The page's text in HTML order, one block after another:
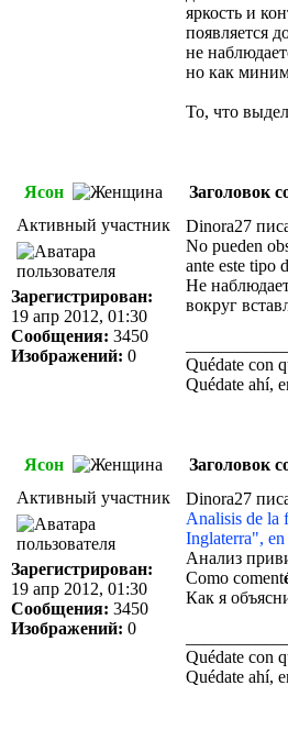
яркость и
появляется
не
но как
То, что
Ясон Заголовок
Активный участник
Зарегистрирован:
19 апр 2012, 01:30
Сообщения: 3450
Изображений: 0
Dinora27
No pueden
ante este tipo
Не
вокруг
Quédate con
Quédate ahí,
Ясон Заголовок
Активный участник
Зарегистрирован:
19 апр 2012, 01:30
Сообщения: 3450
Изображений: 0
Dinora27
Analisis de la
Inglaterra", en
Анализ
Como coment
Как я
Quédate con
Quédate ahí,